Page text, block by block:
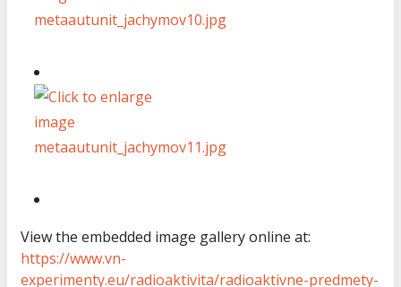
View the embedded image gallery online at:
https://www.vn-
experimenty.eu/radioaktivita/radioaktivne-predmety-